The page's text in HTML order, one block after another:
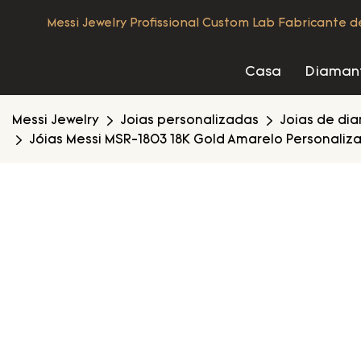
Messi Jewelry Profissional Custom Lab
Casa
Messi Jewelry Joias personalizadas
Joias de
Jóias Messi MSR-1803 18K Gold Amarelo